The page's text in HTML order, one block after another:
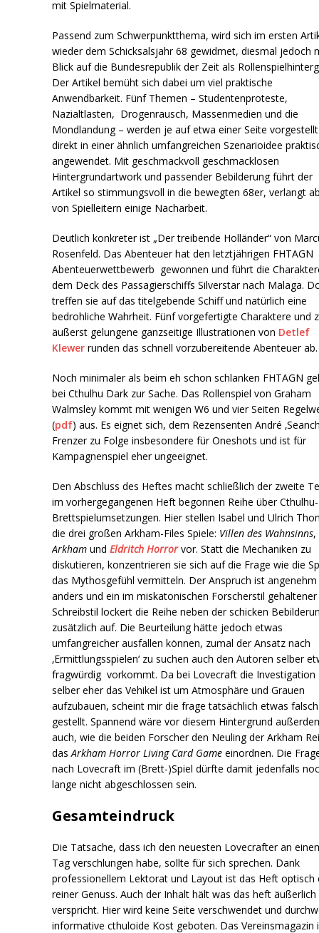
mit Spielmaterial.
Passend zum Schwerpunktthema, wird sich im ersten
wieder dem Schicksalsjahr 68 gewidmet, diesmal jedoch
Blick auf die Bundesrepublik der Zeit als
Der Artikel bemüht sich dabei um viel praktische
Anwendbarkeit. Fünf Themen – Studentenproteste,
Nazialtlasten, Drogenrausch, Massenmedien und die
Mondlandung – werden je auf etwa einer Seite
direkt in einer ähnlich umfangreichen Szenarioidee
angewendet. Mit geschmackvoll geschmacklosen
Hintergrundartwork und passender Bebilderung führt der
Artikel so stimmungsvoll in die bewegten 68er, verlangt
von Spielleitern einige Nacharbeit.
Deutlich konkreter ist „Der treibende Holländer“ von
Rosenfeld. Das Abenteuer hat den letztjährigen FHTAGN
Abenteuerwettbewerb gewonnen und führt die
dem Deck des Passagierschiffs Silverstar nach Malaga.
treffen sie auf das titelgebende Schiff und natürlich eine
bedrohliche Wahrheit. Fünf vorgefertigte Charaktere und
äußerst gelungene ganzseitige Illustrationen von Detlef
Klewer runden das schnell vorzubereitende Abenteuer ab.
Noch minimaler als beim eh schon schlanken FHTAGN
bei Cthulhu Dark zur Sache. Das Rollenspiel von Graham
Walmsley kommt mit wenigen W6 und vier Seiten
(pdf) aus. Es eignet sich, dem Rezensenten André
Frenzer zu Folge insbesondere für Oneshots und ist für
Kampagnenspiel eher ungeeignet.
Den Abschluss des Heftes macht schließlich der zweite
im vorhergegangenen Heft begonnen Reihe über Cthulhu-
Brettspielumsetzungen. Hier stellen Isabel und Ulrich
die drei großen Arkham-Files Spiele: Villen des Wahnsinns,
Arkham undEldritch Horrorvor. Statt die Mechaniken zu
diskutieren, konzentrieren sie sich auf die Frage wie die
das Mythosgefühl vermitteln. Der Anspruch ist angenehm
anders und ein im miskatonischen Forscherstil gehaltener
Schreibstil lockert die Reihe neben der schicken
zusätzlich auf. Die Beurteilung hätte jedoch etwas
umfangreicher ausfallen können, zumal der Ansatz nach
‚Ermittlungsspielen‘ zu suchen auch den Autoren selber
fragwürdig vorkommt. Da bei Lovecraft die Investigation
selber eher das Vehikel ist um Atmosphäre und Grauen
aufzubauen, scheint mir die frage tatsächlich etwas falsch
gestellt. Spannend wäre vor diesem Hintergrund
auch, wie die beiden Forscher den Neuling der Arkham
dasArkham Horror Living Card Game einordnen. Die
nach Lovecraft im (Brett-)Spiel dürfte damit jedenfalls
lange nicht abgeschlossen sein.
Gesamteindruck
Die Tatsache, dass ich den neuesten Lovecrafter an
Tag verschlungen habe, sollte für sich sprechen. Dank
professionellem Lektorat und Layout ist das Heft optisch
reiner Genuss. Auch der Inhalt hält was das heft äußerlich
verspricht. Hier wird keine Seite verschwendet und
informative cthuloide Kost geboten. Das Vereinsmagazin